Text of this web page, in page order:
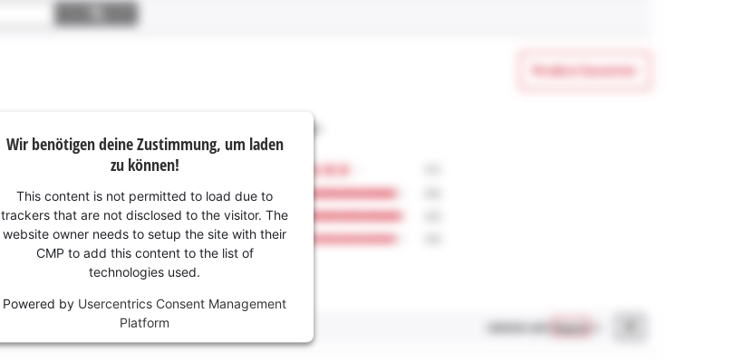
Wir benötigen deine Zustimmung, um laden
zu können!
This content is not permitted to load due to
trackers that are not disclosed to the visitor. The
website owner needs to setup the site with their
CMP to add this content to the list of
technologies used.
Powered by Usercentrics Consent Management
Platform